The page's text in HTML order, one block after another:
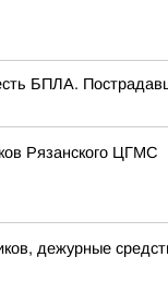
БПЛА.
Рязанского ЦГМС
дежурные